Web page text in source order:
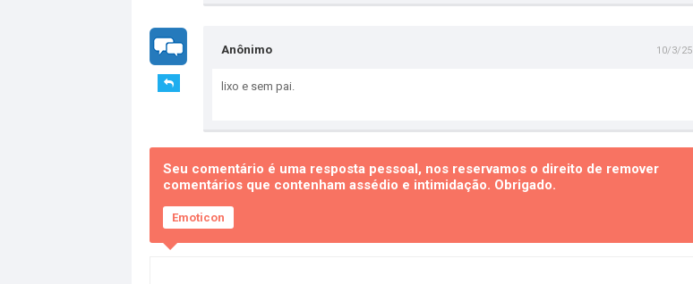
Anônimo 10/3/25
lixo e sem pai.
Seu comentário é uma resposta pessoal, nos reservamos o direito de remover
comentários que contenham assédio e intimidação. Obrigado.
Emoticon